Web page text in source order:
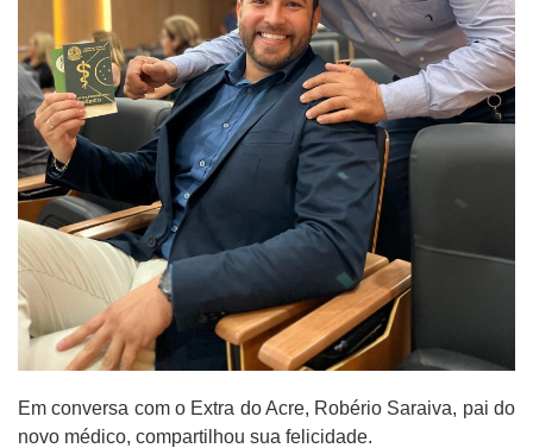
Em conversa com o Extra do Acre, Robério Saraiva, pai do
novo médico, compartilhou sua felicidade.